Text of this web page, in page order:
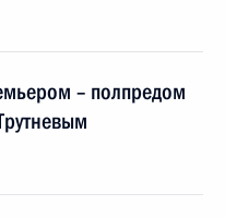
– полпредом